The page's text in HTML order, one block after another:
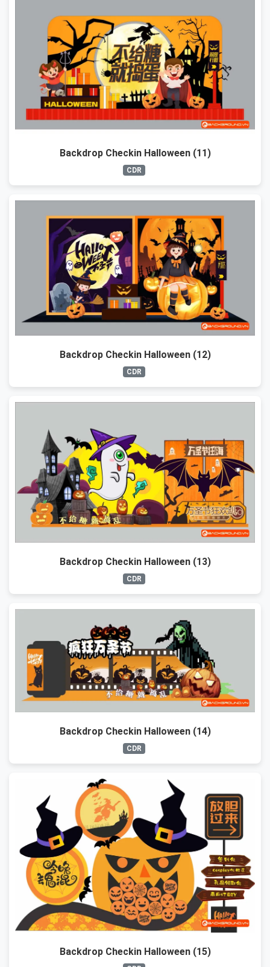
Backdrop Checkin Halloween (11)
CDR
Backdrop Checkin Halloween (12)
CDR
Backdrop Checkin Halloween (13)
CDR
Backdrop Checkin Halloween (14)
CDR
Backdrop Checkin Halloween (15)